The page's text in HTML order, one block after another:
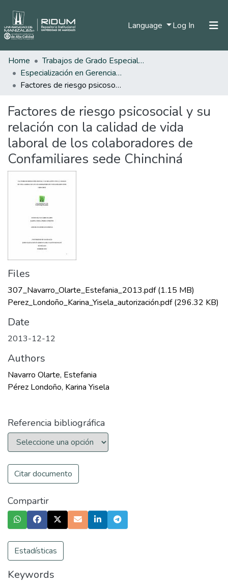
Language Log In (current)
Statistics
Home
Trabajos de Grado Especializaciones
Especialización en Gerencia del Talento Humano
Factores de riesgo psicosocial y su relación con la calidad de vida laboral de los colaboradores de Confamiliares sede Chinchiná
Factores de riesgo psicosocial y su
relación con la calidad de vida
laboral de los colaboradores de
Confamiliares sede Chinchiná
Files
307_Navarro_Olarte_Estefania_2013.pdf(1.15 MB)
Perez_Londoño_Karina_Yisela_autorización.pdf(296.32 KB)
Date
2013-12-12
Authors
Navarro Olarte, Estefania
Pérez Londoño, Karina Yisela
Referencia bibliográfica
Citar documento
Compartir
Estadísticas
Keywords